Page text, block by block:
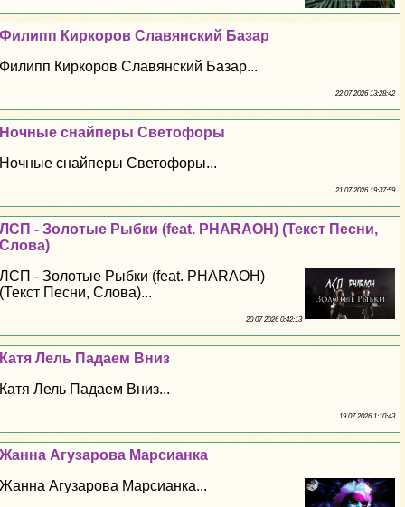
Филипп Киркоров Славянский Базар
Филипп Киркоров Славянский Базар...
22 07 2026 13:28:42
Ночные снайперы Светофоры
Ночные снайперы Светофоры...
21 07 2026 19:37:59
ЛСП - Золотые Рыбки (feat. PHARAOH) (Текст Песни,
Слова)
ЛСП - Золотые Рыбки (feat. PHARAOH)
(Текст Песни, Слова)...
20 07 2026 0:42:13
Катя Лель Падаем Вниз
Катя Лель Падаем Вниз...
19 07 2026 1:10:43
Жанна Агузарова Марсианка
Жанна Агузарова Марсианка...